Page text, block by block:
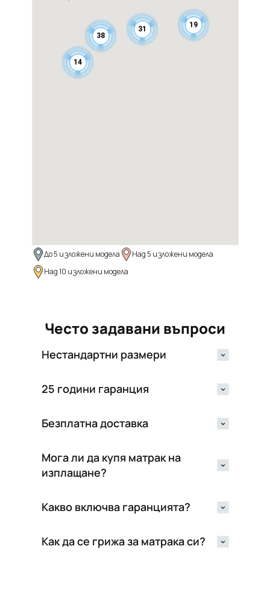
19
31
38
14
До 5 изложени модела
Над 5 изложени модела
Над 10 изложени модела
Често задавани въпроси
Нестандартни размери
25 години гаранция
Безплатна доставка
Мога ли да купя матрак на
изплащане?
Какво включва гаранцията?
Как да се грижа за матрака си?